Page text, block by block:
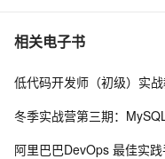
7 我的博客即将入驻“云栖
8 思科路由器的密码恢复
相关电子书
低代码开发师（初级）实
冬季实战营第三期：
阿里巴巴DevOps 最佳实